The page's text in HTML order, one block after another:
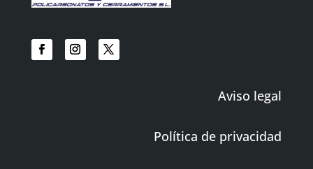
Aviso legal
Política de privacidad